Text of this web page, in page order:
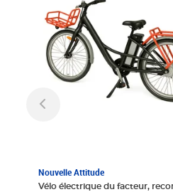
Nouvelle Attitude
Vélo électrique du facteur,